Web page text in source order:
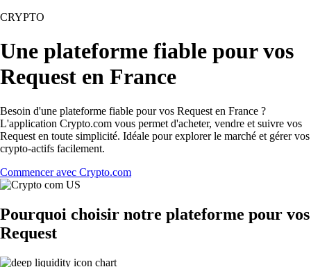
CRYPTO
Une plateforme fiable pour vos
Request en France
Besoin d'une plateforme fiable pour vos Request en France ?
L'application Crypto.com vous permet d'acheter, vendre et suivre vos
Request en toute simplicité. Idéale pour explorer le marché et gérer vos
crypto-actifs facilement.
Commencer avec Crypto.com
Pourquoi choisir notre plateforme pour vos
Request